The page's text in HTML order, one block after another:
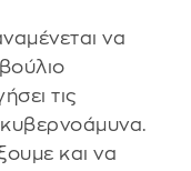
να
τις
κυβερνοάμυνα.
και να